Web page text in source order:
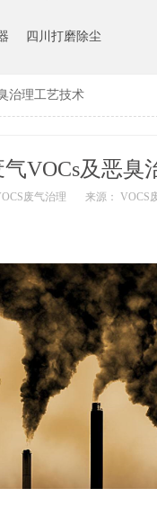
四川打磨除尘
治理工艺技术
VOCs及恶臭
废气治理 来源： VOCS